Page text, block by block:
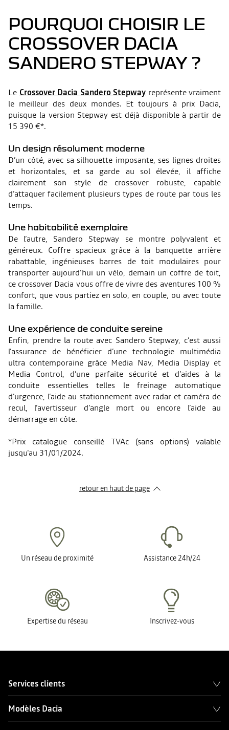
POURQUOI CHOISIR LE
CROSSOVER DACIA
SANDERO STEPWAY ?
Le Crossover Dacia Sandero Stepway représente vraiment
le meilleur des deux mondes. Et toujours à prix Dacia,
puisque la version Stepway est déjà disponible à partir de
15 390 €*.
Un design résolument moderne
D’un côté, avec sa silhouette imposante, ses lignes droites
et horizontales, et sa garde au sol élevée, il affiche
clairement son style de crossover robuste, capable
d’attaquer facilement plusieurs types de route par tous les
temps.
Une habitabilité exemplaire
De l’autre, Sandero Stepway se montre polyvalent et
généreux. Coffre spacieux grâce à la banquette arrière
rabattable, ingénieuses barres de toit modulaires pour
transporter aujourd’hui un vélo, demain un coffre de toit,
ce crossover Dacia vous offre de vivre des aventures 100 %
confort, que vous partiez en solo, en couple, ou avec toute
la famille.
Une expérience de conduite sereine
Enfin, prendre la route avec Sandero Stepway, c’est aussi
l’assurance de bénéficier d’une technologie multimédia
ultra contemporaine grâce Media Nav, Media Display et
Media Control, d’une parfaite sécurité et d’aides à la
conduite essentielles telles le freinage automatique
d’urgence, l’aide au stationnement avec radar et caméra de
recul, l’avertisseur d’angle mort ou encore l’aide au
démarrage en côte.
*Prix catalogue conseillé TVAc (sans options) valable
jusqu'au 31/01/2024.
retour en haut de page​
Un réseau de proximité Assistance 24h/24
Expertise du réseau Inscrivez-vous
Services clients
Modèles Dacia